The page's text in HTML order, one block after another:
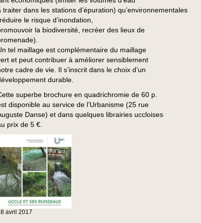
traiter dans les stations d’épuration) qu’environnementales
le risque d’inondation,
la biodiversité, recréer des lieux de
tel maillage est complémentaire du maillage
et peut contribuer à améliorer sensiblement
cadre de vie. Il s’inscrit dans le choix d’un
durable.
superbe brochure en quadrichromie de 60 p.
disponible au service de l’Urbanisme (25 rue
Danse) et dans quelques librairies uccloises
prix de 5 €.
avril 2017